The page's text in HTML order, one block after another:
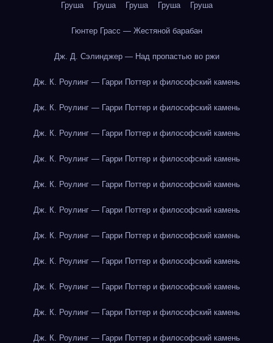
Груша Груша Груша Груша Груша
Гюнтер Грасс — Жестяной барабан
Дж. Д. Сэлинджер — Над пропастью во ржи
Дж. К. Роулинг — Гарри Поттер и философский камень
Дж. К. Роулинг — Гарри Поттер и философский камень
Дж. К. Роулинг — Гарри Поттер и философский камень
Дж. К. Роулинг — Гарри Поттер и философский камень
Дж. К. Роулинг — Гарри Поттер и философский камень
Дж. К. Роулинг — Гарри Поттер и философский камень
Дж. К. Роулинг — Гарри Поттер и философский камень
Дж. К. Роулинг — Гарри Поттер и философский камень
Дж. К. Роулинг — Гарри Поттер и философский камень
Дж. К. Роулинг — Гарри Поттер и философский камень
Дж. К. Роулинг — Гарри Поттер и философский камень